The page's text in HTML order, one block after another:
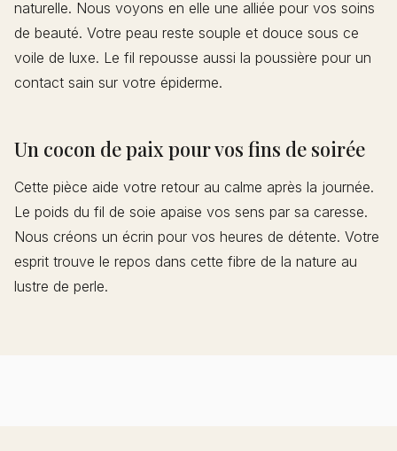
naturelle. Nous voyons en elle une alliée pour vos soins
de beauté. Votre peau reste souple et douce sous ce
voile de luxe. Le fil repousse aussi la poussière pour un
contact sain sur votre épiderme.
Un cocon de paix pour vos fins de soirée
Cette pièce aide votre retour au calme après la journée.
Le poids du fil de soie apaise vos sens par sa caresse.
Nous créons un écrin pour vos heures de détente. Votre
esprit trouve le repos dans cette fibre de la nature au
lustre de perle.